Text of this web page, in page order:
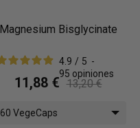
Magnesium Bisglycinate
4.9 / 5 -
95 opiniones
11,88 € 13,20 €
60 VegeCaps